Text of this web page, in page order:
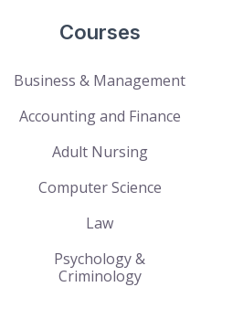
Courses
Business & Management
Accounting and Finance
Adult Nursing
Computer Science
Law
Psychology &
Criminology